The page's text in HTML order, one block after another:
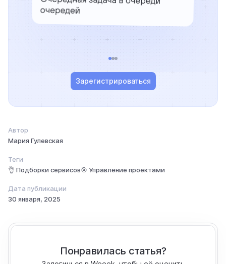
Зарегистрироваться
Автор
Мария Гулевская
Теги
👌 Подборки сервисов🎯 Управление проектами
Дата публикации
30 января, 2025
Понравилась статья?